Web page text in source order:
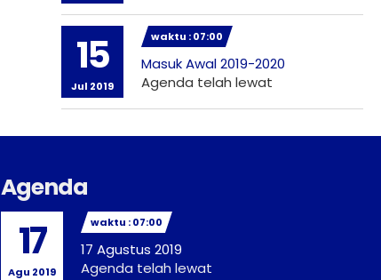
15
Jul 2019
waktu : 07:00
Masuk Awal 2019-2020
Agenda telah lewat
Agenda
17
Agu 2019
waktu : 07:00
17 Agustus 2019
Agenda telah lewat